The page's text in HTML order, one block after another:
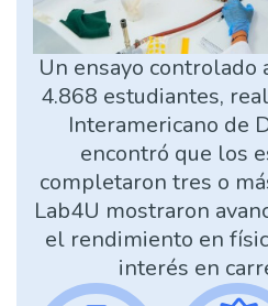
Un ensayo controlado
4.868 estudiantes,
Interamericano de
encontró que los
completaron tres o
Lab4U mostraron
el rendimiento en
interés en